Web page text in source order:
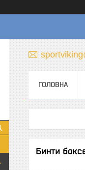
ГОЛОВНА
Бинти